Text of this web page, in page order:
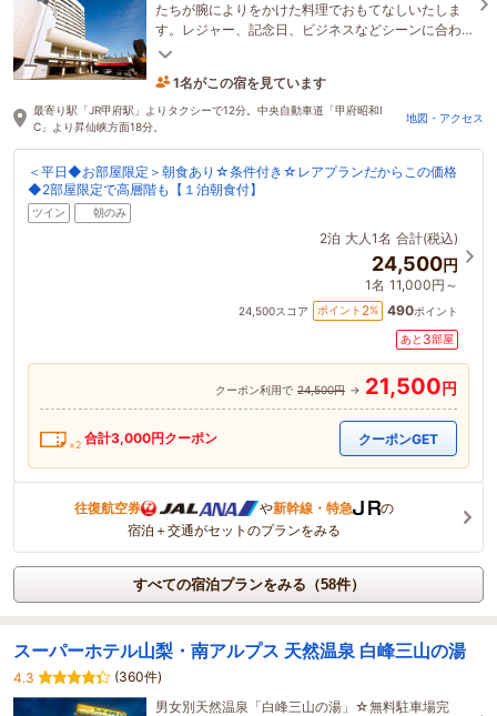
たちが腕によりをかけた料理でおもてなしいたしま
す。レジャー、記念日、ビジネスなどシーンに合わ
せた宿泊プラン。あなた好みがきっと見つかりま
1名がこの宿を見ています
41分前に予約されました
最寄り駅「JR甲府駅」よりタクシーで12分。中央自動車道「甲府昭和I
C」より昇仙峡方面18分。
地図・アクセス
＜平日◆お部屋限定＞朝食あり☆条件付き☆レアプランだからこの価格
◆2部屋限定で高層階も【１泊朝食付】
ツイン 朝のみ
2泊 大人1名 合計(税込)
24,500円
1名 11,000円～
24,500スコア ポイント 2% 490ポイント
あと 3部屋
クーポン利用で 24,500円 → 21,500円
×2 合計3,000円クーポン クーポンGET
往復航空券 や新幹線・特急
の
宿泊＋交通がセットのプランをみる
すべての宿泊プランをみる（58件）
スーパーホテル山梨・南アルプス 天然温泉 白峰三山の湯
4.3
(360件)
男女別天然温泉「白峰三山の湯」☆無料駐車場完